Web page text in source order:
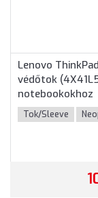
Lenovo
védőtok
notebookokhoz
Tok/Sleeve